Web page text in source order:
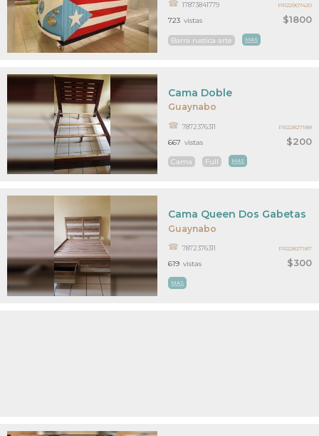
$1800
17873841779
Barra rustica arte MAS
723 vistas
PR22907420
Guaynabo
$200
Cama Doble
7872376311
Cama Full MAS
667 vistas
PR22827188
Guaynabo
$300
Cama Queen Dos Gabetas
7872376311
MAS
619 vistas
PR22827187